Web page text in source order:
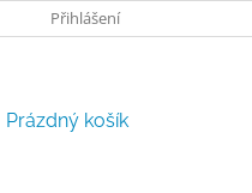
NAKUPTE U NÁS
Přihlášení
NÁKUPNÍ
Prázdný košík